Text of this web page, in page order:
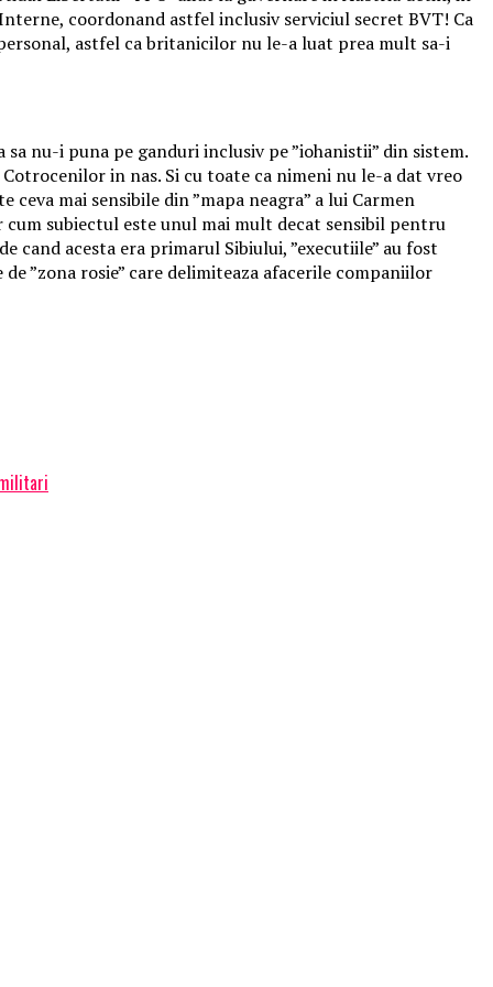
coordonand astfel inclusiv serviciul secret BVT! Ca
astfel ca britanicilor nu le-a luat prea mult sa-i
nu-i puna pe ganduri inclusiv pe ”iohanistii” din sistem.
in nas. Si cu toate ca nimeni nu le-a dat vreo
mai sensibile din ”mapa neagra” a lui Carmen
subiectul este unul mai mult decat sensibil pentru
acesta era primarul Sibiului, ”executiile” au fost
”zona rosie” care delimiteaza afacerile companiilor